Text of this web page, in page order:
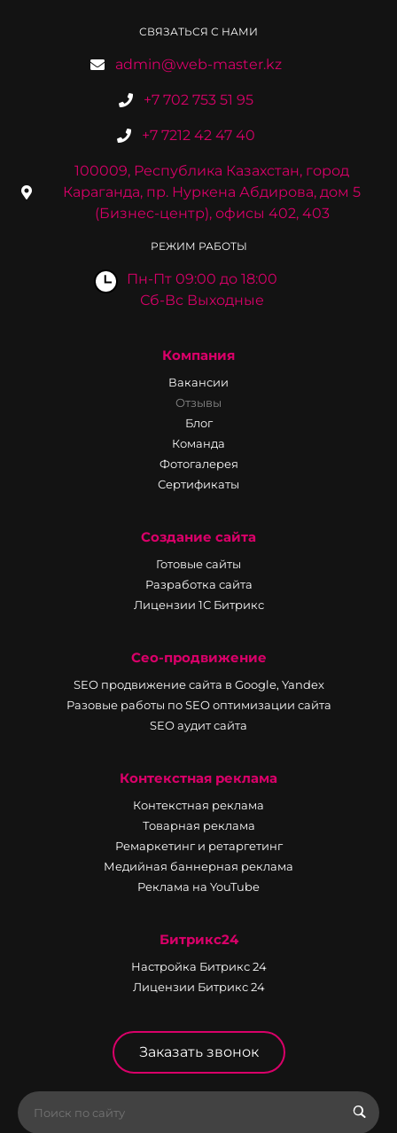
СВЯЗАТЬСЯ С НАМИ
admin@web-master.kz
+7 702 753 51 95
+7 7212 42 47 40
100009, Республика Казахстан, город
Караганда, пр. Нуркена Абдирова, дом 5
(Бизнес-центр), офисы 402, 403
РЕЖИМ РАБОТЫ
Пн-Пт 09:00 до 18:00
Сб-Вс Выходные
Компания
Вакансии
Отзывы
Блог
Команда
Фотогалерея
Сертификаты
Создание сайта
Готовые сайты
Разработка сайта
Лицензии 1С Битрикс
Сео-продвижение
SEO продвижение сайта в Google, Yandex
Разовые работы по SEO оптимизации сайта
SEO аудит сайта
Контекстная реклама
Контекстная реклама
Товарная реклама
Ремаркетинг и ретаргетинг
Медийная баннерная реклама
Реклама на YouTube
Битрикс24
Настройка Битрикс 24
Лицензии Битрикс 24
Заказать звонок